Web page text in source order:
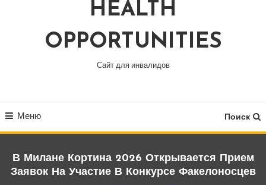
HEALTH
OPPORTUNITIES
Сайт для инвалидов
Меню Поиск
В Милане Кортина 2026 Открывается Прием
Заявок На Участие В Конкурсе Факелоносцев